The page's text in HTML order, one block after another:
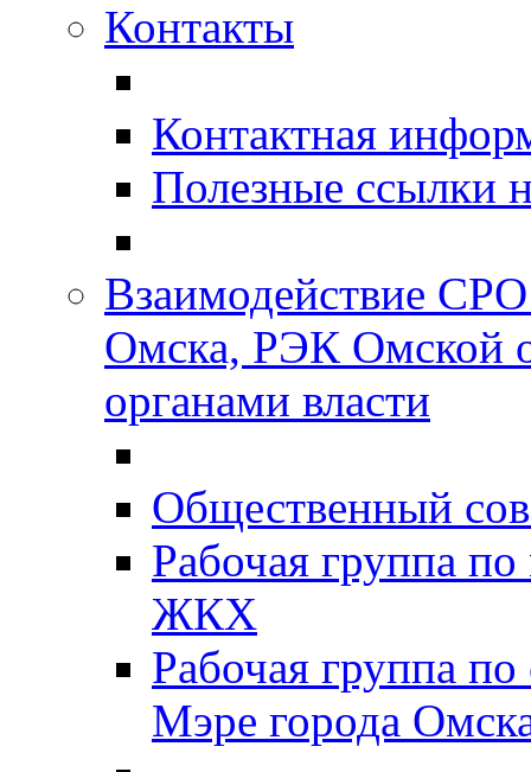
Контакты
Контактная
Полезные ссылки
Взаимодействие
Омска, РЭК Омской
органами власти
Общественный
Рабочая группа
ЖКХ
Рабочая группа
Мэре города